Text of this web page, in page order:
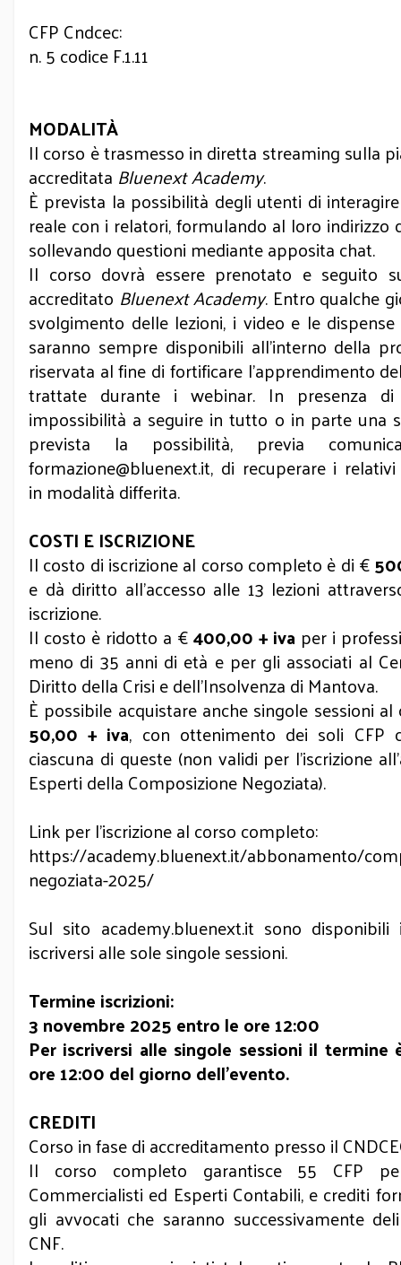
CFP Cndcec:
n. 5 codice F.1.11
MODALITÀ
Il corso è trasmesso in diretta streaming sulla
accreditata Bluenext Academy.
È prevista la possibilità degli utenti di
reale con i relatori, formulando al loro indirizzo
sollevando questioni mediante apposita chat.
Il corso dovrà essere prenotato e seguito
accreditato Bluenext Academy. Entro qualche
svolgimento delle lezioni, i video e le
saranno sempre disponibili all'interno della
riservata al fine di fortificare l'apprendimento
trattate durante i webinar. In presenza
impossibilità a seguire in tutto o in parte una
prevista la possibilità, previa
formazione@bluenext.it, di recuperare i
in modalità differita.
COSTI E ISCRIZIONE
Il costo di iscrizione al corso completo è di €
e dà diritto all’accesso alle 13 lezioni
iscrizione.
Il costo è ridotto a €400,00 + iva per i
meno di 35 anni di età e per gli associati al
Diritto della Crisi e dell’Insolvenza di Mantova.
È possibile acquistare anche singole sessioni
50,00 + iva, con ottenimento dei soli CFP
ciascuna di queste (non validi per l’iscrizione
Esperti della Composizione Negoziata).
Link per l’iscrizione al corso completo:
https://academy.bluenext.it/abbonamento/
negoziata-2025/
Sul sito academy.bluenext.it sono
iscriversi alle sole singole sessioni.
Termine iscrizioni:
3 novembre 2025 entro le ore 12:00
Per iscriversi alle singole sessioni il termine
ore 12:00 del giorno dell’evento.
CREDITI
Corso in fase di accreditamento presso il
Il corso completo garantisce 55 CFP
Commercialisti ed Esperti Contabili, e crediti
gli avvocati che saranno successivamente
CNF.